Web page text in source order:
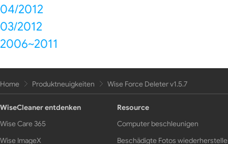
04/2012
03/2012
2006~2011
Home Produktneuigkeiten Wise Force Deleter v1.5.7
WiseCleaner entdenken
Wise Care 365
Wise ImageX
Resource
Computer beschleunigen
Beschädigte Fotos